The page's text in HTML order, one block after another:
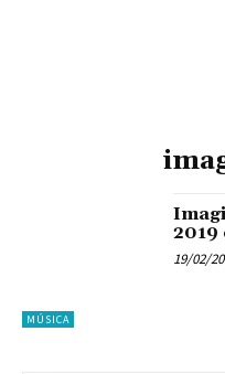
MÚSICA
2019
19/02/